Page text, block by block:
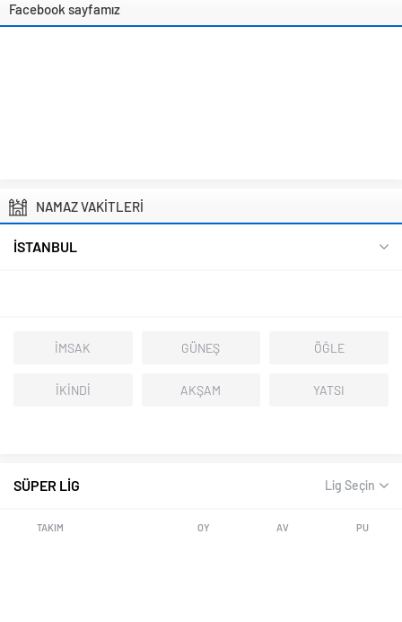
Facebook sayfamız
NAMAZ VAKİTLERİ
İSTANBUL
İMSAK GÜNEŞ ÖĞLE
İKİNDİ AKŞAM YATSI
Lig Seçin
SÜPER LİG
TAKIM OY AV PU